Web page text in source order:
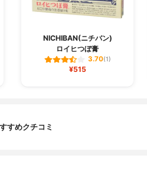
NICHIBAN(ニチバン)
ロイヒつぼ膏
3.70(1)
¥515
すめクチコミ